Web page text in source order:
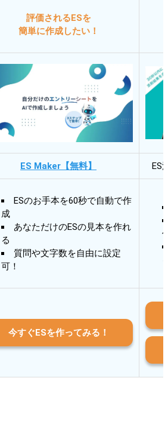
評価されるESを
簡単に作成したい！
ES Maker【無料】 ES
ESのお手本を60秒で自動で作
成
あなただけのESの見本を作れ
る
質問や文字数を自由に設定
可！
今すぐESを作ってみる！